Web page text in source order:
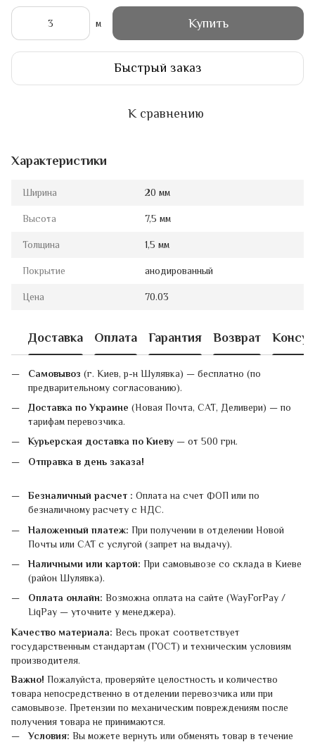
м Купить
Быстрый заказ
К сравнению
Характеристики
Ширина 20 мм
Высота 7,5 мм
Толщина 1,5 мм
Покрытие анодированный
Цена 70.03
Доставка Оплата Гарантия Возврат
Самовывоз (г. Киев, р-н Шулявка) — бесплатно (по
предварительному согласованию).
Доставка по Украине (Новая Почта, САТ, Деливери) — по
тарифам перевозчика.
Курьерская доставка по Киеву — от 500 грн.
Отправка в день заказа!
Безналичный расчет : Оплата на счет ФОП или по
безналичному расчету с НДС.
Наложенный платеж: При получении в отделении Новой
Почты или САТ с услугой (запрет на выдачу).
Наличными или картой: При самовывозе со склада в Киеве
(район Шулявка).
Оплата онлайн: Возможна оплата на сайте (WayForPay /
LiqPay — уточните у менеджера).
Качество материала: Весь прокат соответствует
государственным стандартам (ГОСТ) и техническим условиям
производителя.
Важно! Пожалуйста, проверяйте целостность и количество
товара непосредственно в отделении перевозчика или при
самовывозе. Претензии по механическим повреждениям после
получения товара не принимаются.
Условия: Вы можете вернуть или обменять товар в течение